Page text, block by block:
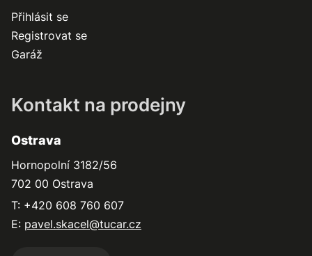
Přihlásit se
Registrovat se
Garáž
Kontakt na prodejny
Ostrava
Hornopolní 3182/56
702 00 Ostrava
T: +420 608 760 607
E: pavel.skacel@tucar.cz